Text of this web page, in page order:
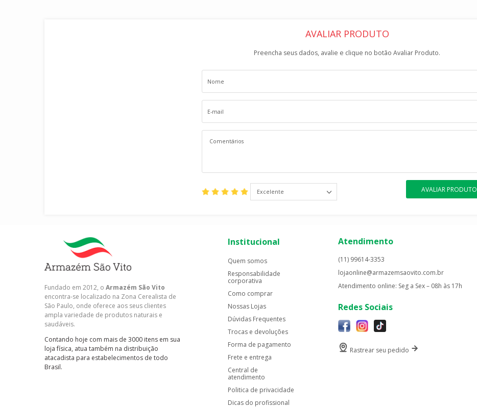
AVALIAR PRODUTO
Preencha seus dados, avalie e clique no botão Avaliar Produto.
Excelente AVALIAR PRODUTO
Fundado em 2012, o Armazém São Vito
encontra-se localizado na Zona Cerealista de
São Paulo, onde oferece aos seus clientes
ampla variedade de produtos naturais e
saudáveis.
Contando hoje com mais de 3000 itens em sua
loja física, atua também na distribuição
atacadista para estabelecimentos de todo
Brasil.
Institucional
Quem somos
Responsabilidade
corporativa
Como comprar
Nossas Lojas
Dúvidas Frequentes
Trocas e devoluções
Forma de pagamento
Frete e entrega
Central de
atendimento
Politica de privacidade
Dicas do profissional
Atendimento
(11) 99614-3353
lojaonline@armazemsaovito.com.br
Atendimento online: Seg a Sex – 08h às 17h
Redes Sociais
Rastrear seu pedido